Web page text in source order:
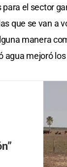
el sector
que se van a
manera
agua mejoró los